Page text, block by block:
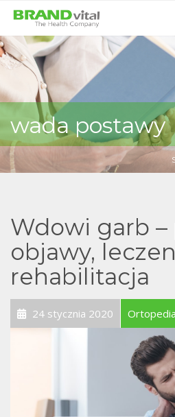
wada postawy
Wdowi garb –
objawy,
rehabilitacja
24 stycznia 2020 Ortopedia